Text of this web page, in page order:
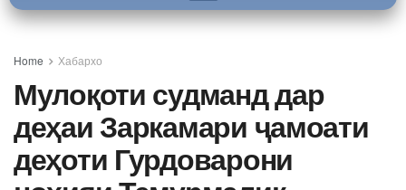
Home Хабархо
Мулоқоти судманд дар
деҳаи Заркамари ҷамоати
деҳоти Гурдоварони